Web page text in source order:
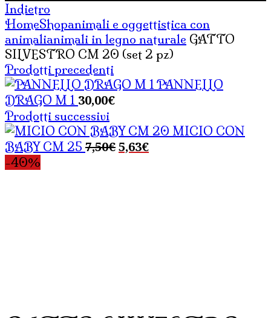
Indietro
HomeShopanimali e oggettistica con
animalianimali in legno naturale GATTO
SILVESTRO CM 20 (set 2 pz)
Prodotti precedenti
PANNELLO
DRAGO M 1 30,00€
Prodotti successivi
MICIO CON
BABY CM 25 7,50€ Il
5,63€Il
-40%